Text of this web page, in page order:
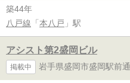
築44年
八戸線 「 本八戸 」駅
アシスト第2盛岡ビル
掲載中 岩手県盛岡市盛岡駅前通